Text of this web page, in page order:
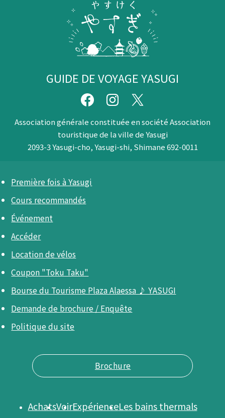
GUIDE DE VOYAGE YASUGI
Association générale constituée en société Association
touristique de la ville de Yasugi
2093-3 Yasugi-cho, Yasugi-shi, Shimane 692-0011
Première fois à Yasugi
Cours recommandés
Événement
Accéder
Location de vélos
Coupon "Toku Taku"
Bourse du Tourisme Plaza Alaessa ♪ YASUGI
Demande de brochure / Enquête
Politique du site
Brochure
AchatsVoirExpérienceLes bains thermals